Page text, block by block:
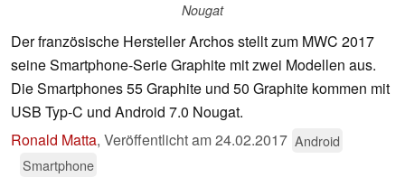
Nougat
Der französische Hersteller Archos stellt zum MWC 2017
seine Smartphone-Serie Graphite mit zwei Modellen aus.
Die Smartphones 55 Graphite und 50 Graphite kommen mit
USB Typ-C und Android 7.0 Nougat.
Ronald Matta, Veröffentlicht am24.02.2017 Android
Smartphone